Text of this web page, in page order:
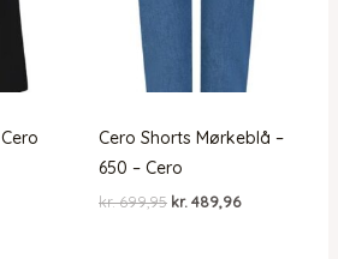
Cero Shorts Mørkeblå –
650 – Cero
kr.699,95 Den
kr. 489,96Den